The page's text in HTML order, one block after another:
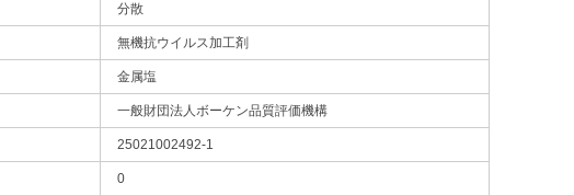
分散
無機抗ウイルス加工剤
金属塩
一般財団法人ボーケン品質評価機構
25021002492-1
0